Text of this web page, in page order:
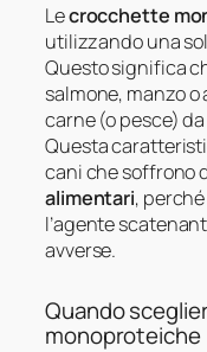
Lecrocchette
utilizzando una
Questo significa
salmone, manzo o
carne (o pesce)
Questa
cani che soffrono
alimentari,
l’agente
avverse.
Quando
monoproteiche